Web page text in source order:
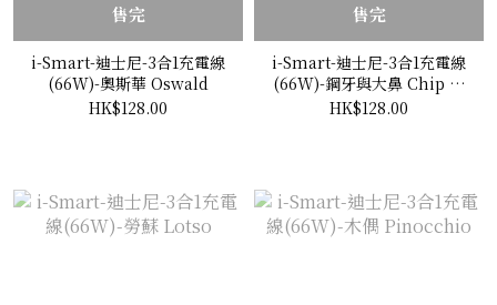
售完
i-Smart-迪士尼-3合1充電線
(66W)-奧斯華 Oswald
HK$128.00
售完
i-Smart-迪士尼-3合1充電線
(66W)-鋼牙與大鼻 Chip 'n
Dale
HK$128.00